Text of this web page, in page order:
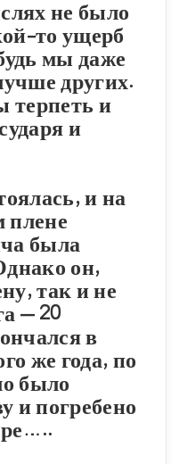
не было
то ущерб
мы даже
других.
и
и
и на
плене
была
он,
так и не
– 20
в
же года, по
было
и погребено